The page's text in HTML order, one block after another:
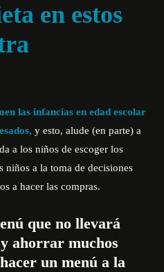
en estos
las infancias en edad escolar
y esto, alude (en parte) a
a los niños de escoger los
niños a la toma de decisiones
a hacer las compras.
que no llevará
ahorrar muchos
un menú a la